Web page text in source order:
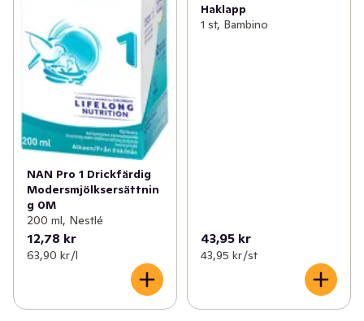
NAN Pro 1 Drickfärdig
Modersmjölksersättnin
g 0M
200 ml, Nestlé
12,78 kr
63,90 kr /l
Haklapp
1 st, Bambino
43,95 kr
43,95 kr /st